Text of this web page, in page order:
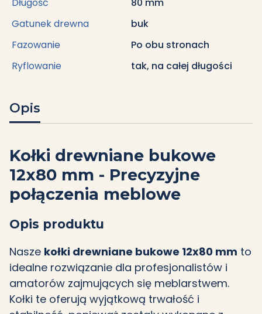
Gatunek drewna
buk
Fazowanie
Po obu stronach
Ryflowanie
tak, na całej długości
Opis
Kołki drewniane bukowe
12x80 mm - Precyzyjne
połączenia meblowe
Opis produktu
Nasze kołki drewniane bukowe 12x80 mm to
idealne rozwiązanie dla profesjonalistów i
amatorów zajmujących się meblarstwem.
Kołki te oferują wyjątkową trwałość i